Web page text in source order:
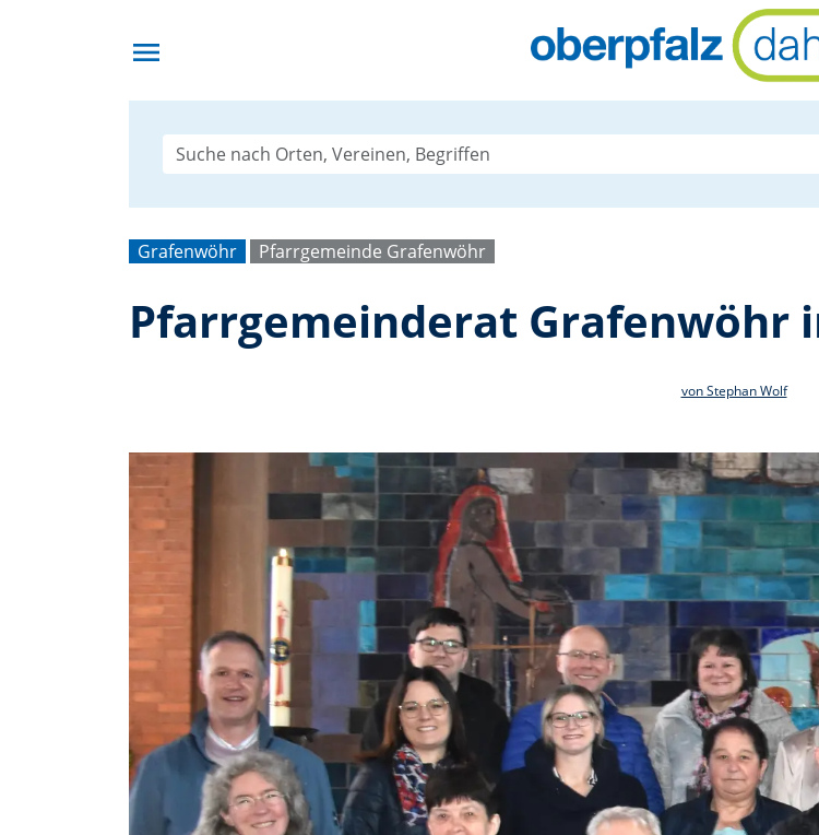
menu
Grafenwöhr Pfarrgemeinde Grafenwöhr
Pfarrgemeinderat Grafenwöhr
von Stephan Wolf